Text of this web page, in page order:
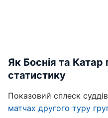
Як Боснія та Катар
статистику
Показовий сплеск
матчах другого туру